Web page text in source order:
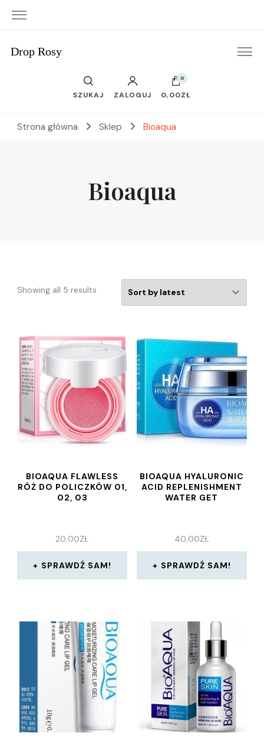
Drop Rosy
SZUKAJ ZALOGUJ
0
0,00ZŁ
Strona główna Sklep Bioaqua
Bioaqua
Showing all 5 results
BIOAQUA FLAWLESS
RÓŻ DO POLICZKÓW 01,
02, 03
20,00ZŁ
SPRAWDŹ SAM!
BIOAQUA HYALURONIC
ACID REPLENISHMENT
WATER GET
40,00ZŁ
SPRAWDŹ SAM!